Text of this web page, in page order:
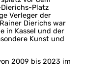
Platz
Verleger der
Dierichs war
in Kassel und der
Kunst und
2009 bis 2023 im